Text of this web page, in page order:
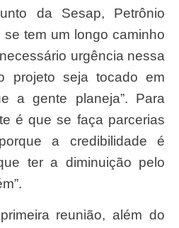
se tem um longo caminho
urgência nessa
projeto seja tocado em
a gente planeja”. Para
é que se faça parcerias
a credibilidade é
ter a diminuição pelo